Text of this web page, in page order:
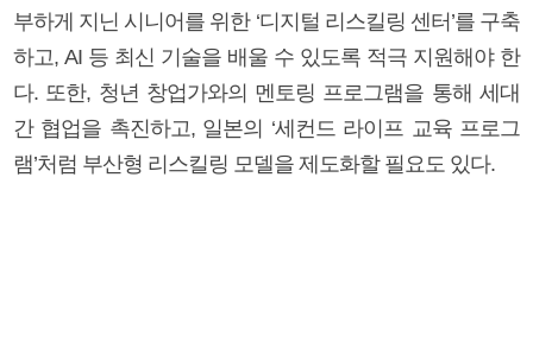
부하게 지닌 시니어를 위한 ‘디지털 리스킬링 센터’를 구축
하고, AI 등 최신 기술을 배울 수 있도록 적극 지원해야 한
다. 또한, 청년 창업가와의 멘토링 프로그램을 통해 세대
간 협업을 촉진하고, 일본의 ‘세컨드 라이프 교육 프로그
램’처럼 부산형 리스킬링 모델을 제도화할 필요도 있다.